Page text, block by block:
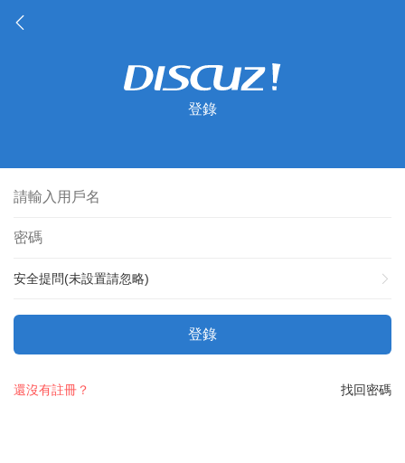
登錄
安全提問(未設置請忽略)
登錄
找回密碼
還沒有註冊？